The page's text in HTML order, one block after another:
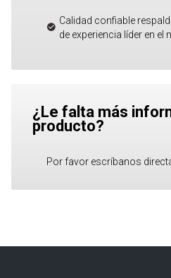
Calidad confiable
de experiencia líder en el
¿Le falta más
producto?
Por favor escríbanos